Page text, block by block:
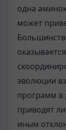
одна
может
эволюции
программ в
приводят
иным